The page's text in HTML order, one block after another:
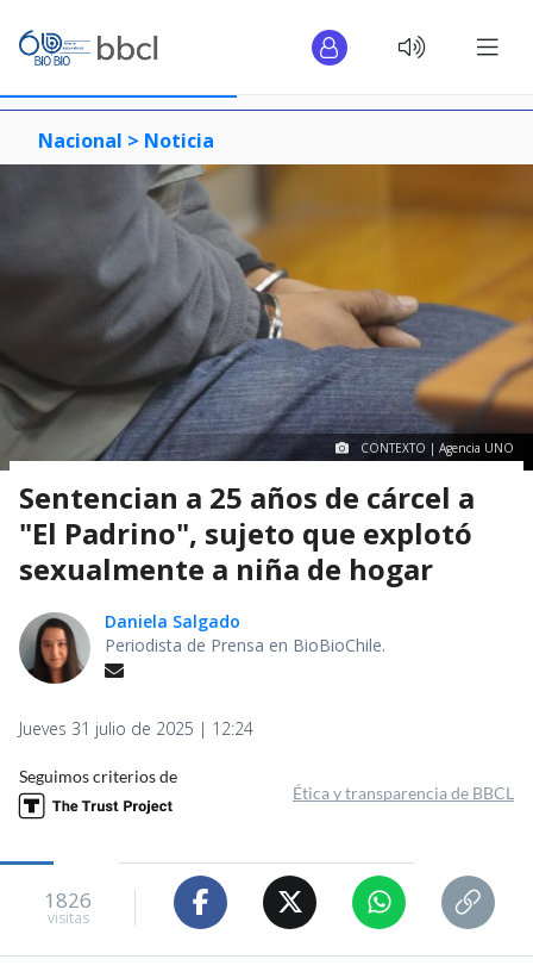
Nacional > Noticia
CONTEXTO | Agencia UNO
Sentencian a 25 años de cárcel a
"El Padrino", sujeto que explotó
sexualmente a niña de hogar
Daniela Salgado
Periodista de Prensa en BioBioChile.
Jueves 31 julio de 2025 | 12:24
Seguimos criterios de
Ética y transparencia de BBCL
1826
visitas